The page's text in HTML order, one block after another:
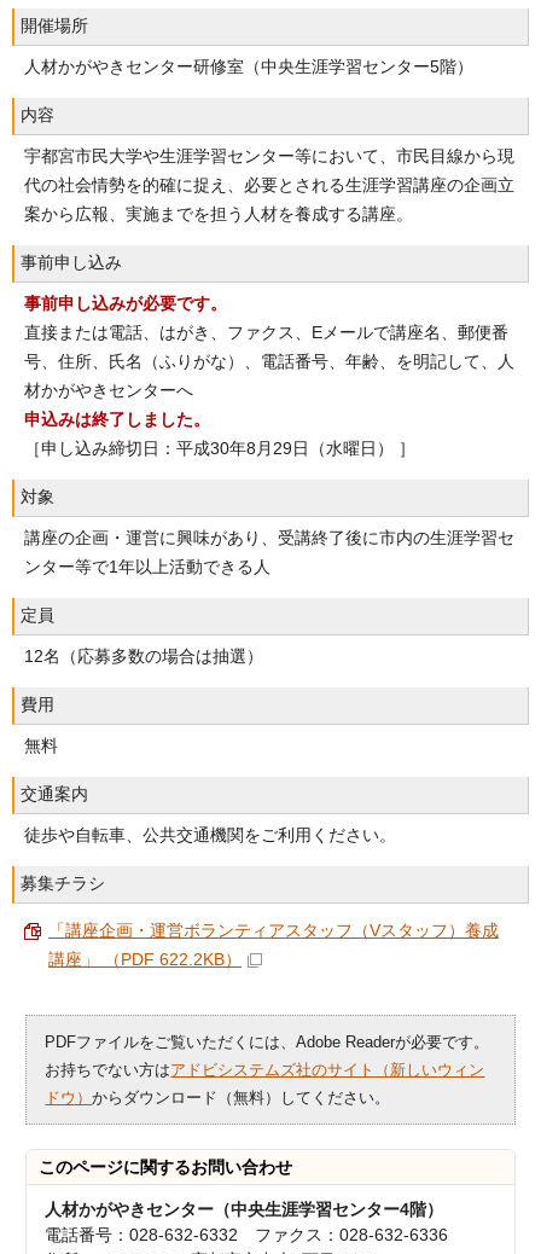
開催場所
人材かがやきセンター研修室（中央生涯学習センター5階）
内容
宇都宮市民大学や生涯学習センター等において、市民目線から現
代の社会情勢を的確に捉え、必要とされる生涯学習講座の企画立
案から広報、実施までを担う人材を養成する講座。
事前申し込み
事前申し込みが必要です。
直接または電話、はがき、ファクス、Eメールで講座名、郵便番
号、住所、氏名（ふりがな）、電話番号、年齢、を明記して、人
材かがやきセンターへ
申込みは終了しました。
［申し込み締切日：平成30年8月29日（水曜日） ］
対象
講座の企画・運営に興味があり、受講終了後に市内の生涯学習セ
ンター等で1年以上活動できる人
定員
12名（応募多数の場合は抽選）
費用
無料
交通案内
徒歩や自転車、公共交通機関をご利用ください。
募集チラシ
「講座企画・運営ボランティアスタッフ（Vスタッフ）養成
講座」 （PDF 622.2KB）
PDFファイルをご覧いただくには、Adobe Readerが必要です。
お持ちでない方はアドビシステムズ社のサイト（新しいウィン
ドウ）からダウンロード（無料）してください。
このページに関するお問い合わせ
人材かがやきセンター（中央生涯学習センター4階）
電話番号：028-632-6332 ファクス：028-632-6336